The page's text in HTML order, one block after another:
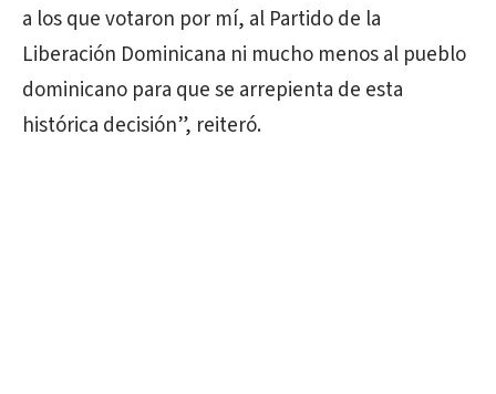
a los que votaron por mí, al Partido de la
Liberación Dominicana ni mucho menos al pueblo
dominicano para que se arrepienta de esta
histórica decisión”, reiteró.